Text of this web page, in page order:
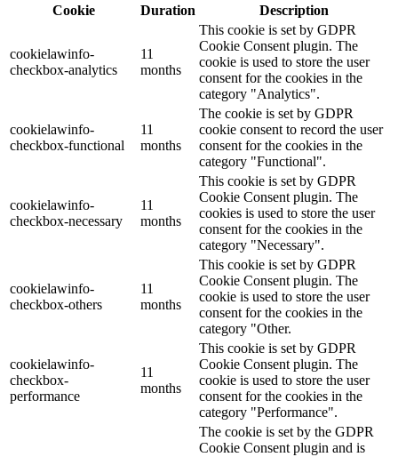
Cookie
Duration Description
cookielawinfo-
checkbox-analytics
11
months
This cookie is set by GDPR
Cookie Consent plugin. The
cookie is used to store the user
consent for the cookies in the
category "Analytics".
cookielawinfo-
checkbox-functional
11
months
The cookie is set by GDPR
cookie consent to record the user
consent for the cookies in the
category "Functional".
cookielawinfo-
checkbox-necessary
11
months
This cookie is set by GDPR
Cookie Consent plugin. The
cookies is used to store the user
consent for the cookies in the
category "Necessary".
cookielawinfo-
checkbox-others
11
months
This cookie is set by GDPR
Cookie Consent plugin. The
cookie is used to store the user
consent for the cookies in the
category "Other.
cookielawinfo-
checkbox-
performance
11
months
This cookie is set by GDPR
Cookie Consent plugin. The
cookie is used to store the user
consent for the cookies in the
category "Performance".
The cookie is set by the GDPR
Cookie Consent plugin and is